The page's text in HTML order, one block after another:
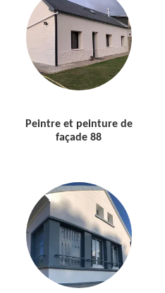
Peintre et peinture de
façade 88